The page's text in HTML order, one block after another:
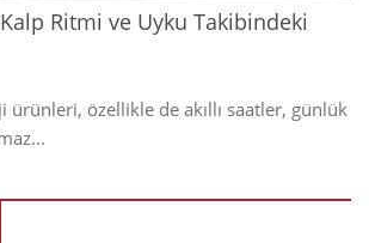
Ritmi ve Uyku Takibindeki
özellikle de akıllı saatler, günlük